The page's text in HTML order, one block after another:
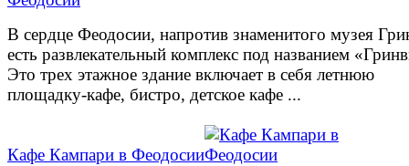
В сердце Феодосии, напротив знаменитого музея
есть развлекательный комплекс под названием
Это трех этажное здание включает в себя летнюю
площадку-кафе, бистро, детское кафе ...
Кафе Кампари в Феодосии